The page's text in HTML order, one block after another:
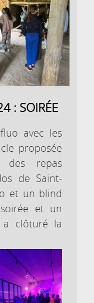
: SOIRÉE
avec les
proposée
des repas
de Saint-
et un blind
et un
a clôturé la